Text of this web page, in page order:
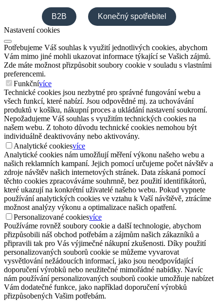
B2B
Konečný spotřebitel
Nastavení cookies
Potřebujeme Váš souhlas k využití jednotlivých cookies, abychom
Vám mimo jiné mohli ukazovat informace týkající se Vašich zájmů.
Zde máte možnost přizpůsobit soubory cookie v souladu s vlastními
preferencemi.
Funkčnívíce
Technické cookies jsou nezbytné pro správné fungování webu a
všech funkcí, které nabízí. Jsou odpovědné mj. za uchovávání
produktů v košíku, nákupní proces a ukládání nastavení soukromí.
Nepožadujeme Váš souhlas s využitím technických cookies na
našem webu. Z tohoto důvodu technické cookies nemohou být
individuálně deaktivovány nebo aktivovány.
Analytické cookiesvíce
Analytické cookies nám umožňují měření výkonu našeho webu a
našich reklamních kampaní. Jejich pomocí určujeme počet návštěv a
zdroje návštěv našich internetových stránek. Data získaná pomocí
těchto cookies zpracováváme souhrnně, bez použití identifikátorů,
které ukazují na konkrétní uživatelé našeho webu. Pokud vypnete
používání analytických cookies ve vztahu k Vaší návštěvě, ztrácíme
možnost analýzy výkonu a optimalizace našich opatření.
Personalizované cookiesvíce
Používáme rovněž soubory cookie a další technologie, abychom
přizpůsobili náš obchod potřebám a zájmům našich zákazníků a
připravili tak pro Vás výjimečné nákupní zkušenosti. Díky použití
personalizovaných souborů cookie se můžeme vyvarovat
vysvětlování nežádoucích informací, jako jsou neodpovídající
doporučení výrobků nebo neužitečné mimořádné nabídky. Navíc
nám používání personalizovaných souborů cookie umožňuje nabízet
Vám dodatečné funkce, jako například doporučení výrobků
přizpůsobených Vašim potřebám.